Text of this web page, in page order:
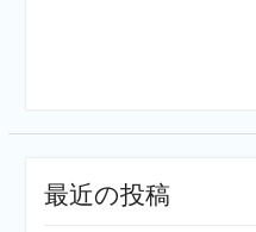
最近の投稿